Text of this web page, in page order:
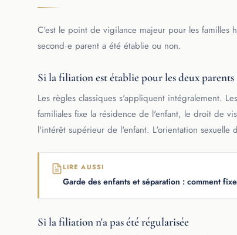
C'est le point de vigilance majeur pour les familles
second·e parent a été établie ou non.
Si la filiation est établie pour les deux parents
Les règles classiques s'appliquent intégralement.
familiales fixe la résidence de l'enfant, le droit de
l'intérêt supérieur de l'enfant. L'orientation sexuelle
LIRE AUSSI
Garde des enfants et séparation : comment
Si la filiation n'a pas été régularisée